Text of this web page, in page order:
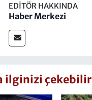
EDITÖR HAKKINDA
Haber Merkezi
ilginizi çekebilir